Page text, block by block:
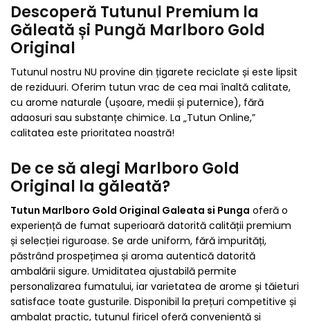
Descoperă Tutunul Premium la
Găleată și Pungă Marlboro Gold
Original
Tutunul nostru NU provine din țigarete reciclate și este lipsit
de reziduuri. Oferim tutun vrac de cea mai înaltă calitate,
cu arome naturale (ușoare, medii și puternice), fără
adaosuri sau substanțe chimice. La „Tutun Online,”
calitatea este prioritatea noastră!
De ce să alegi Marlboro Gold
Original la găleată?
Tutun Marlboro Gold Original Galeata si Punga oferă o
experiență de fumat superioară datorită calității premium
și selecției riguroase. Se arde uniform, fără impurități,
păstrând prospețimea și aroma autentică datorită
ambalării sigure. Umiditatea ajustabilă permite
personalizarea fumatului, iar varietatea de arome și tăieturi
satisface toate gusturile. Disponibil la prețuri competitive și
ambalat practic, tutunul firicel oferă conveniență și